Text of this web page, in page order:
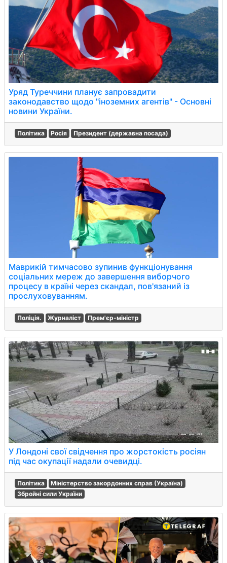
Уряд Туреччини планує запровадити
законодавство щодо "іноземних агентів" - Основні
новини України.
Політика Росія Президент (державна посада)
Маврикій тимчасово зупинив функціонування
соціальних мереж до завершення виборчого
процесу в країні через скандал, пов'язаний із
прослуховуванням.
Поліція. Журналіст Прем'єр-міністр
У Лондоні свої свідчення про жорстокість росіян
під час окупації надали очевидці.
Політика
Міністерство закордонних справ (Україна)
Збройні сили України